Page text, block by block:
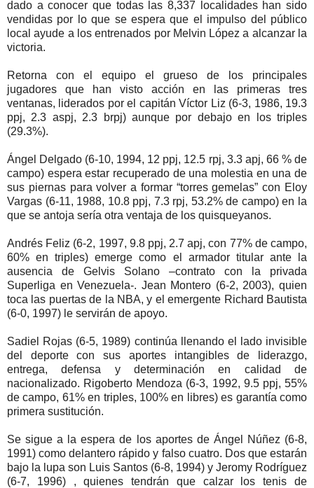
dado a conocer que todas las 8,337 localidades han sido
vendidas por lo que se espera que el impulso del público
local ayude a los entrenados por Melvin López a alcanzar la
victoria.
Retorna con el equipo el grueso de los principales
jugadores que han visto acción en las primeras tres
ventanas, liderados por el capitán Víctor Liz (6-3, 1986, 19.3
ppj, 2.3 aspj, 2.3 brpj) aunque por debajo en los triples
(29.3%).
Ángel Delgado (6-10, 1994, 12 ppj, 12.5 rpj, 3.3 apj, 66 % de
campo) espera estar recuperado de una molestia en una de
sus piernas para volver a formar “torres gemelas” con Eloy
Vargas (6-11, 1988, 10.8 ppj, 7.3 rpj, 53.2% de campo) en la
que se antoja sería otra ventaja de los quisqueyanos.
Andrés Feliz (6-2, 1997, 9.8 ppj, 2.7 apj, con 77% de campo,
60% en triples) emerge como el armador titular ante la
ausencia de Gelvis Solano –contrato con la privada
Superliga en Venezuela-. Jean Montero (6-2, 2003), quien
toca las puertas de la NBA, y el emergente Richard Bautista
(6-0, 1997) le servirán de apoyo.
Sadiel Rojas (6-5, 1989) continúa llenando el lado invisible
del deporte con sus aportes intangibles de liderazgo,
entrega, defensa y determinación en calidad de
nacionalizado. Rigoberto Mendoza (6-3, 1992, 9.5 ppj, 55%
de campo, 61% en triples, 100% en libres) es garantía como
primera sustitución.
Se sigue a la espera de los aportes de Ángel Núñez (6-8,
1991) como delantero rápido y falso cuatro. Dos que estarán
bajo la lupa son Luis Santos (6-8, 1994) y Jeromy Rodríguez
(6-7, 1996) , quienes tendrán que calzar los tenis de